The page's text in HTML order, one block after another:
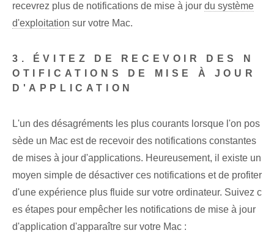
recevrez plus de notifications de mise à jour du système
d'exploitation sur votre Mac.
3. ÉVITEZ DE RECEVOIR DES N
OTIFICATIONS DE MISE À JOUR
D'APPLICATION
L'un des désagréments les plus courants lorsque l'on pos
sède un Mac est de recevoir des notifications constantes
de mises à jour d'applications. Heureusement, il existe un
moyen simple de désactiver ces notifications et de profiter
d'une expérience plus fluide sur votre ordinateur. Suivez c
es étapes pour empêcher les notifications de mise à jour
d'application d'apparaître sur votre Mac :